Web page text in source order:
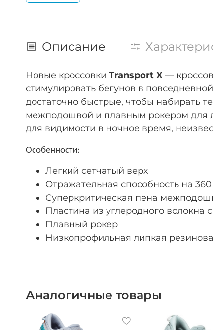
Описание
Новые кроссовки Transport X —
стимулировать бегунов в
достаточно быстрые, чтобы набирать
межподошвой и плавным рокером для
для видимости в ночное время,
Особенности:
Легкий сетчатый верх
Отражательная способность на 360
Суперкритическая пена
Пластина из углеродного волокна
Плавный рокер
Низкопрофильная липкая
Аналогичные товары